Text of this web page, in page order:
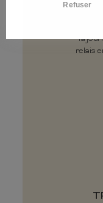
Refuser
la
relais